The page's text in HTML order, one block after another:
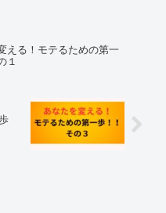
える！モテるための第一
１